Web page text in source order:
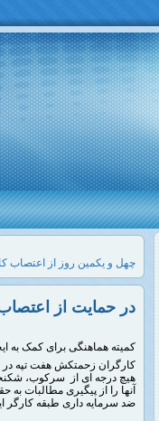
چهل و یکمین روز از اعتصاب
در حمایت از
کمیته هماهنگی برای کمک به
کارگران زحمتکش هفت تپه در
هیچ درجه ای از سرکوب،
آنها را از پیگیری مطالبات به
ضد سرمایه داری طبقه کارگر